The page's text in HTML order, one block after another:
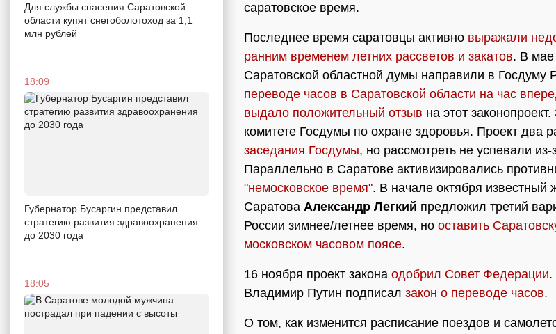
Для службы спасения Саратовской
области купят снегоболотоход за 1,1
млн рублей
18:09
Губернатор Бусаргин представил
стратегию развития здравоохранения
до 2030 года
18:05
саратовское время.
Последнее время саратовцы активно выражали
ранним временем летних рассветов и закатов. В мае
Саратовской областной думы направили в
переводе часов в Саратовской области на час
выдало положительный отзыв на этот
комитете Госдумы по охране здоровья. Проект два
заседания Госдумы, но рассмотреть не успевали
Параллельно в Саратове активизировались
"немосковское время". В начале октября известный
Саратова Александр Легкий предложил третий
России зимнее/летнее время, но оставить
московском часовом поясе.
16 ноября проект закона одобрил Совет Федерации.
Владимир Путин подписал закон о переводе часов.
О том, как изменится расписание поездов и